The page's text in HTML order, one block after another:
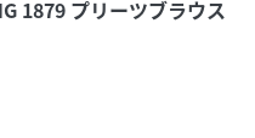
1879 プリーツブラウス